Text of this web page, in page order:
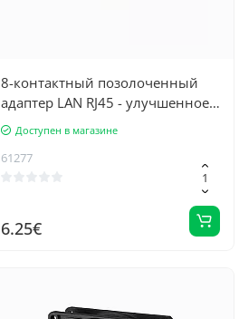
8-контактный позолоченный
адаптер LAN RJ45 - улучшенное
качество сигнала и
универсальный кабельный
разъем для сетевого
Доступен в магазине
61277
6.25€